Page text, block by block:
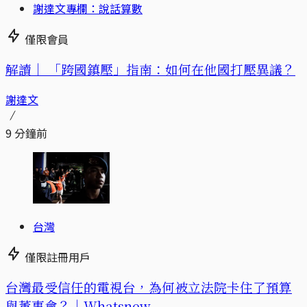
謝達文專欄：說話算數
僅限會員
解讀｜ 「跨國鎮壓」指南：如何在他國打壓異議？
謝達文
9 分鐘前
台灣
僅限註冊用戶
台灣最受信任的電視台，為何被立法院卡住了預算